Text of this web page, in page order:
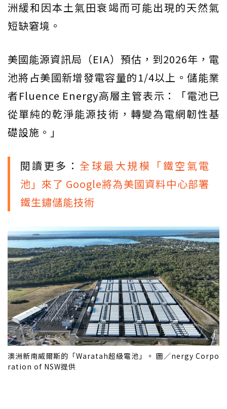
洲緩和因本土氣田衰竭而可能出現的天然氣
短缺窘境。
美國能源資訊局（EIA）預估，到2026年，電
池將占美國新增發電容量的1/4以上。儲能業
者Fluence Energy高層主管表示：「電池已
從單純的乾淨能源技術，轉變為電網韌性基
礎設施。」
閱讀更多： 全球最大規模「鐵空氣電
池」來了 Google將為美國資料中心部署
鐵生鏽儲能技術
澳洲新南威爾斯的「Waratah超級電池」。 圖／nergy Corpo
ration of NSW提供